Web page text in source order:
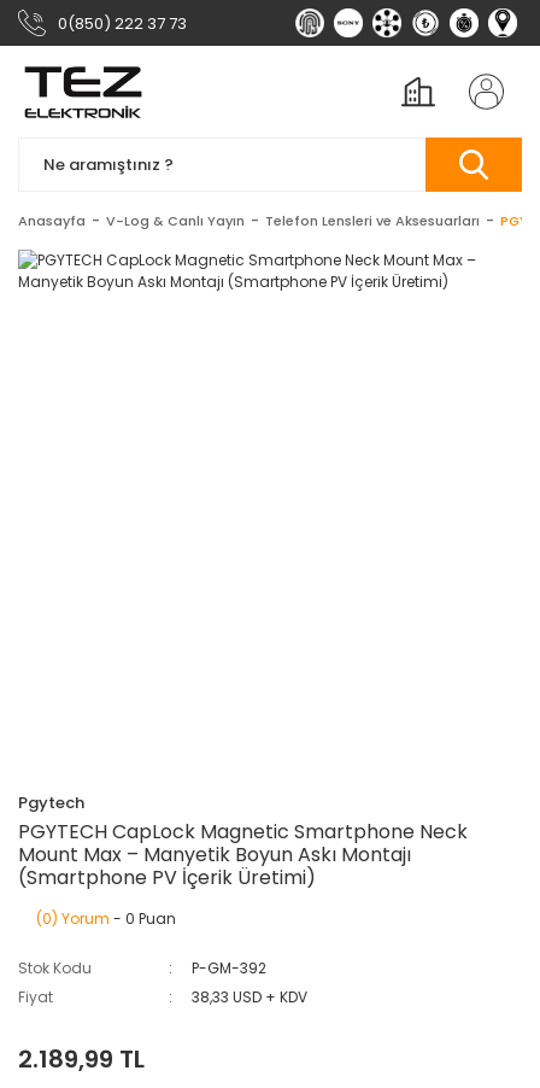
0(850) 222 37 73
Anasayfa V-Log & Canlı Yayın Telefon Lensleri ve Aksesuarları
Pgytech
PGYTECH CapLock Magnetic Smartphone Neck
Mount Max – Manyetik Boyun Askı Montajı
(Smartphone PV İçerik Üretimi)
(0) Yorum - 0 Puan
Stok Kodu
P-GM-392
Fiyat
38,33 USD + KDV
2.189,99 TL